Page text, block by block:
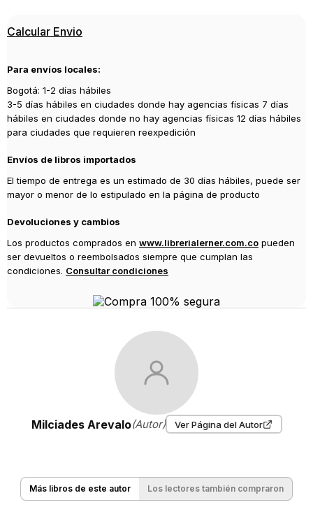
los otros. como argiro, milcíades, el infaltable capitán de la revista
fuentes tan desiguales como el azar, la adversidad, el dolor o la
esperanza.
CORAZON DE MANGO
2022
Calcular Envio
Para envíos locales:
Bogotá: 1-2 días hábiles
3-5 días hábiles en ciudades donde hay agencias físicas 7 días
hábiles en ciudades donde no hay agencias físicas 12 días hábiles
para ciudades que requieren reexpedición
Envíos de libros importados
El tiempo de entrega es un estimado de 30 días hábiles, puede ser
mayor o menor de lo estipulado en la página de producto
Devoluciones y cambios
Los productos comprados en www.librerialerner.com.co pueden
ser devueltos o reembolsados siempre que cumplan las
condiciones. Consultar condiciones
Milciades Arevalo(Autor) Ver Página del Autor
Más libros de este autor Los lectores también compraron